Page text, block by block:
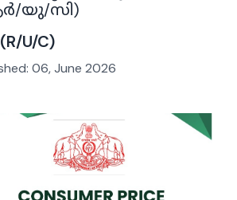
യു/സി)
U/C)
06, June 2026